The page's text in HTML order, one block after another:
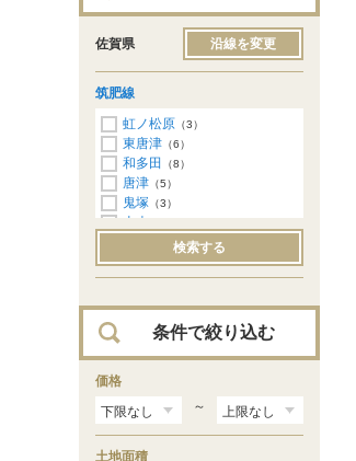
佐賀県 沿線を変更
筑肥線
虹ノ松原 （3）
東唐津 （6）
和多田 （8）
唐津 （5）
鬼塚 （3）
山本
検索する
条件で絞り込む
価格
～
土地面積